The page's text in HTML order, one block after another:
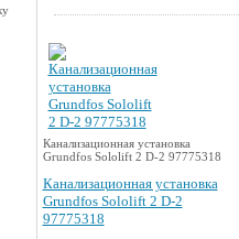
Канализационная установка
Grundfos Sololift 2 D-2 97775318
Канализационная установка
Grundfos Sololift 2 D-2
97775318